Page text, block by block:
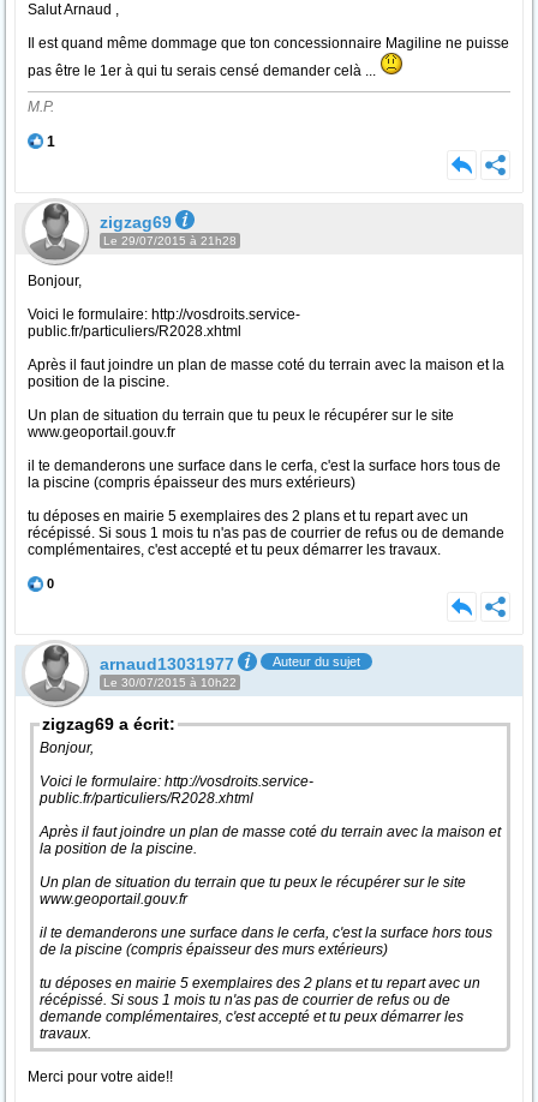
Salut Arnaud ,
Il est quand même dommage que ton concessionnaire Magiline ne puisse
pas être le 1er à qui tu serais censé demander celà ...
M.P.
1
zigzag69
Le 29/07/2015 à 21h28
Bonjour,
Voici le formulaire: http://vosdroits.service-
public.fr/particuliers/R2028.xhtml
Après il faut joindre un plan de masse coté du terrain avec la maison et la
position de la piscine.
Un plan de situation du terrain que tu peux le récupérer sur le site
www.geoportail.gouv.fr
il te demanderons une surface dans le cerfa, c'est la surface hors tous de
la piscine (compris épaisseur des murs extérieurs)
tu déposes en mairie 5 exemplaires des 2 plans et tu repart avec un
récépissé. Si sous 1 mois tu n'as pas de courrier de refus ou de demande
complémentaires, c'est accepté et tu peux démarrer les travaux.
0
arnaud13031977 Auteur du sujet
Le 30/07/2015 à 10h22
zigzag69 a écrit:
Bonjour,
Voici le formulaire: http://vosdroits.service-
public.fr/particuliers/R2028.xhtml
Après il faut joindre un plan de masse coté du terrain avec la maison et
la position de la piscine.
Un plan de situation du terrain que tu peux le récupérer sur le site
www.geoportail.gouv.fr
il te demanderons une surface dans le cerfa, c'est la surface hors tous
de la piscine (compris épaisseur des murs extérieurs)
tu déposes en mairie 5 exemplaires des 2 plans et tu repart avec un
récépissé. Si sous 1 mois tu n'as pas de courrier de refus ou de
demande complémentaires, c'est accepté et tu peux démarrer les
travaux.
Merci pour votre aide!!